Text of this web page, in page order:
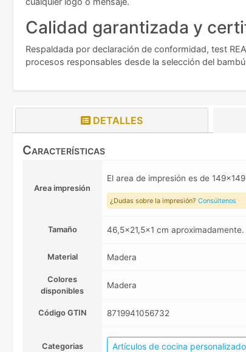
Calidad garantizada y
Respaldada por declaración de conformidad, test
procesos responsables desde la selección del
DETALLES
Características
Area impresión
El area de impresión es de
¿Dudas sobre la impresión? Consúltenos
Tamaño 46,5x21,5x1 cm aproximadamente.
Material Madera
Colores
disponibles
Madera
Código GTIN 8719941056732
Categorias Artículos de cocina